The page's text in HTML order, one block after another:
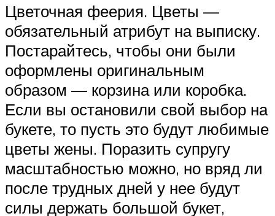
Цветочная феерия. Цветы —
обязательный атрибут на выписку.
Постарайтесь, чтобы они были
оформлены оригинальным
образом — корзина или коробка.
Если вы остановили свой выбор на
букете, то пусть это будут любимые
цветы жены. Поразить супругу
масштабностью можно, но вряд ли
после трудных дней у нее будут
силы держать большой букет,